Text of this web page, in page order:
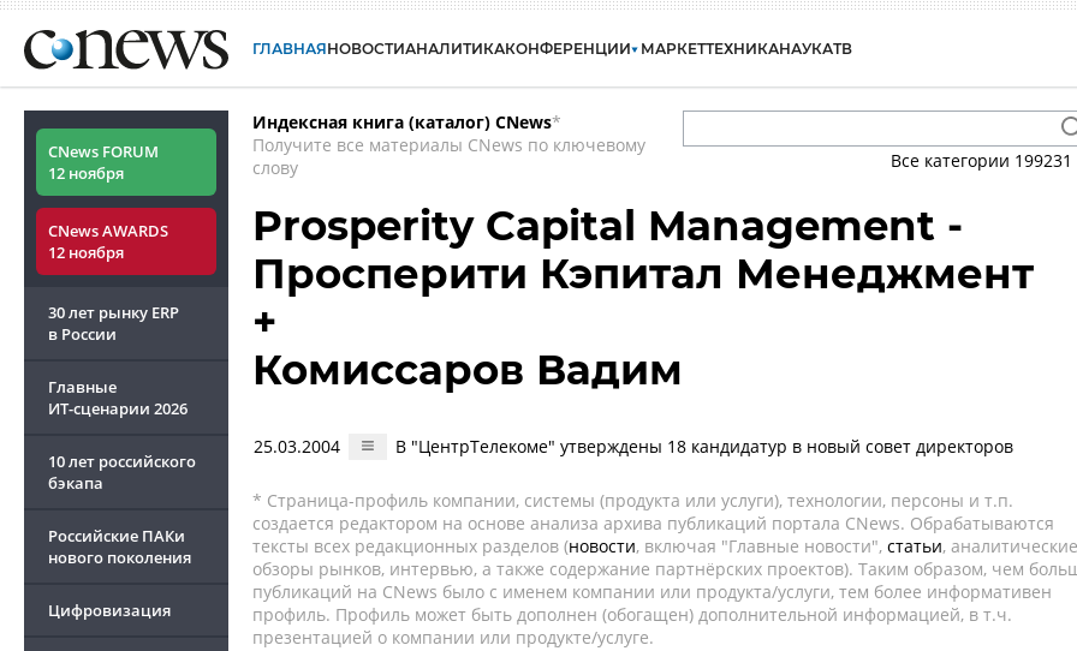
ГЛАВНАЯНОВОСТИАНАЛИТИКАКОНФЕРЕНЦИИ МАРКЕТТЕХНИКАНАУКАТВ
CNews FORUM
12 ноября
CNews AWARDS
12 ноября
30 лет рынку ERP
в России
Главные
ИТ-сценарии 2026
10 лет российского
бэкапа
Российские ПАКи
нового поколения
Цифровизация
Индексная книга (каталог) CNews*
Получите все материалы CNews по ключевому
слову
Все категории 199231
Prosperity Capital Management -
Просперити Кэпитал Менеджмент
+
Комиссаров Вадим
25.03.2004 В "ЦентрТелекоме" утверждены 18 кандидатур в новый совет директоров
* Страница-профиль компании, системы (продукта или услуги), технологии, персоны и т.п.
создается редактором на основе анализа архива публикаций портала CNews. Обрабатываются
тексты всех редакционных разделов (новости, включая "Главные новости", статьи, аналитические
обзоры рынков, интервью, а также содержание партнёрских проектов). Таким образом, чем
публикаций на CNews было с именем компании или продукта/услуги, тем более информативен
профиль. Профиль может быть дополнен (обогащен) дополнительной информацией, в т.ч.
презентацией о компании или продукте/услуге.